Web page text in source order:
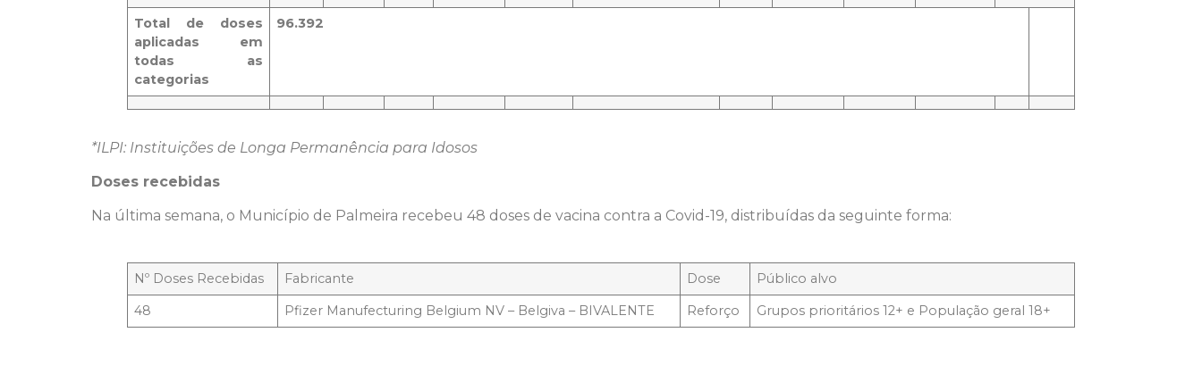
Total de doses
aplicadas em
todas as
categorias
96.392
*ILPI: Instituições de Longa Permanência para Idosos
Doses recebidas
Na última semana, o Município de Palmeira recebeu 48 doses de vacina contra a Covid-19, distribuídas da seguinte forma:
Nº Doses Recebidas Fabricante Dose
Público alvo
48
Pfizer Manufecturing Belgium NV – Belgiva – BIVALENTE Reforço Grupos prioritários 12+ e População geral 18+